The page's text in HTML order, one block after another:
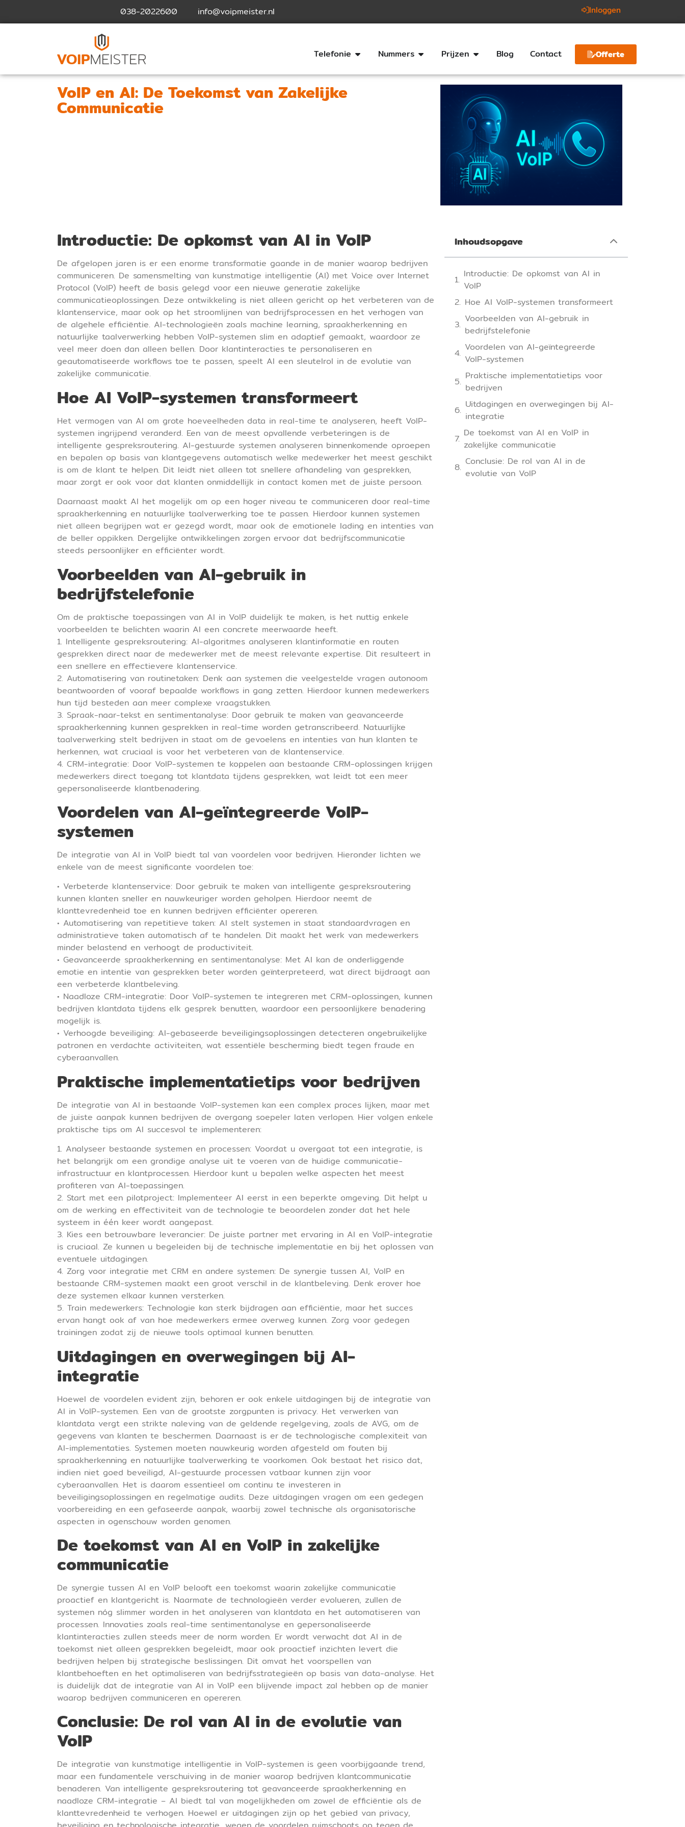
038-2022600 info@voipmeister.nl Inloggen
Telefonie Nummers Prijzen Blog Contact Offerte
VoIP en AI: De Toekomst van Zakelijke
Communicatie
Introductie: De opkomst van AI in VoIP
De afgelopen jaren is er een enorme transformatie gaande in de manier waarop bedrijven
communiceren. De samensmelting van kunstmatige intelligentie (AI) met Voice over Internet
Protocol (VoIP) heeft de basis gelegd voor een nieuwe generatie zakelijke
communicatieoplossingen. Deze ontwikkeling is niet alleen gericht op het verbeteren van de
klantenservice, maar ook op het stroomlijnen van bedrijfsprocessen en het verhogen van
de algehele efficiëntie. AI-technologieën zoals machine learning, spraakherkenning en
natuurlijke taalverwerking hebben VoIP-systemen slim en adaptief gemaakt, waardoor ze
veel meer doen dan alleen bellen. Door klantinteracties te personaliseren en
geautomatiseerde workflows toe te passen, speelt AI een sleutelrol in de evolutie van
zakelijke communicatie.
Hoe AI VoIP-systemen transformeert
Het vermogen van AI om grote hoeveelheden data in real-time te analyseren, heeft VoIP-
systemen ingrijpend veranderd. Een van de meest opvallende verbeteringen is de
intelligente gespreksroutering. AI-gestuurde systemen analyseren binnenkomende oproepen
en bepalen op basis van klantgegevens automatisch welke medewerker het meest geschikt
is om de klant te helpen. Dit leidt niet alleen tot snellere afhandeling van gesprekken,
maar zorgt er ook voor dat klanten onmiddellijk in contact komen met de juiste persoon.
Daarnaast maakt AI het mogelijk om op een hoger niveau te communiceren door real-time
spraakherkenning en natuurlijke taalverwerking toe te passen. Hierdoor kunnen systemen
niet alleen begrijpen wat er gezegd wordt, maar ook de emotionele lading en intenties van
de beller oppikken. Dergelijke ontwikkelingen zorgen ervoor dat bedrijfscommunicatie
steeds persoonlijker en efficiënter wordt.
Voorbeelden van AI-gebruik in
bedrijfstelefonie
Om de praktische toepassingen van AI in VoIP duidelijk te maken, is het nuttig enkele
voorbeelden te belichten waarin AI een concrete meerwaarde heeft.
1. Intelligente gespreksroutering: AI-algoritmes analyseren klantinformatie en routen
gesprekken direct naar de medewerker met de meest relevante expertise. Dit resulteert in
een snellere en effectievere klantenservice.
2. Automatisering van routinetaken: Denk aan systemen die veelgestelde vragen autonoom
beantwoorden of vooraf bepaalde workflows in gang zetten. Hierdoor kunnen medewerkers
hun tijd besteden aan meer complexe vraagstukken.
3. Spraak-naar-tekst en sentimentanalyse: Door gebruik te maken van geavanceerde
spraakherkenning kunnen gesprekken in real-time worden getranscribeerd. Natuurlijke
taalverwerking stelt bedrijven in staat om de gevoelens en intenties van hun klanten te
herkennen, wat cruciaal is voor het verbeteren van de klantenservice.
4. CRM-integratie: Door VoIP-systemen te koppelen aan bestaande CRM-oplossingen krijgen
medewerkers direct toegang tot klantdata tijdens gesprekken, wat leidt tot een meer
gepersonaliseerde klantbenadering.
Voordelen van AI-geïntegreerde VoIP-
systemen
De integratie van AI in VoIP biedt tal van voordelen voor bedrijven. Hieronder lichten we
enkele van de meest significante voordelen toe:
• Verbeterde klantenservice: Door gebruik te maken van intelligente gespreksroutering
kunnen klanten sneller en nauwkeuriger worden geholpen. Hierdoor neemt de
klanttevredenheid toe en kunnen bedrijven efficiënter opereren.
• Automatisering van repetitieve taken: AI stelt systemen in staat standaardvragen en
administratieve taken automatisch af te handelen. Dit maakt het werk van medewerkers
minder belastend en verhoogt de productiviteit.
• Geavanceerde spraakherkenning en sentimentanalyse: Met AI kan de onderliggende
emotie en intentie van gesprekken beter worden geïnterpreteerd, wat direct bijdraagt aan
een verbeterde klantbeleving.
• Naadloze CRM-integratie: Door VoIP-systemen te integreren met CRM-oplossingen, kunnen
bedrijven klantdata tijdens elk gesprek benutten, waardoor een persoonlijkere benadering
mogelijk is.
• Verhoogde beveiliging: AI-gebaseerde beveiligingsoplossingen detecteren ongebruikelijke
patronen en verdachte activiteiten, wat essentiële bescherming biedt tegen fraude en
cyberaanvallen.
Praktische implementatietips voor bedrijven
De integratie van AI in bestaande VoIP-systemen kan een complex proces lijken, maar met
de juiste aanpak kunnen bedrijven de overgang soepeler laten verlopen. Hier volgen enkele
praktische tips om AI succesvol te implementeren:
1. Analyseer bestaande systemen en processen: Voordat u overgaat tot een integratie, is
het belangrijk om een grondige analyse uit te voeren van de huidige communicatie-
infrastructuur en klantprocessen. Hierdoor kunt u bepalen welke aspecten het meest
profiteren van AI-toepassingen.
2. Start met een pilotproject: Implementeer AI eerst in een beperkte omgeving. Dit helpt u
om de werking en effectiviteit van de technologie te beoordelen zonder dat het hele
systeem in één keer wordt aangepast.
3. Kies een betrouwbare leverancier: De juiste partner met ervaring in AI en VoIP-integratie
is cruciaal. Ze kunnen u begeleiden bij de technische implementatie en bij het oplossen van
eventuele uitdagingen.
4. Zorg voor integratie met CRM en andere systemen: De synergie tussen AI, VoIP en
bestaande CRM-systemen maakt een groot verschil in de klantbeleving. Denk erover hoe
deze systemen elkaar kunnen versterken.
5. Train medewerkers: Technologie kan sterk bijdragen aan efficiëntie, maar het succes
ervan hangt ook af van hoe medewerkers ermee overweg kunnen. Zorg voor gedegen
trainingen zodat zij de nieuwe tools optimaal kunnen benutten.
Uitdagingen en overwegingen bij AI-
integratie
Hoewel de voordelen evident zijn, behoren er ook enkele uitdagingen bij de integratie van
AI in VoIP-systemen. Een van de grootste zorgpunten is privacy. Het verwerken van
klantdata vergt een strikte naleving van de geldende regelgeving, zoals de AVG, om de
gegevens van klanten te beschermen. Daarnaast is er de technologische complexiteit van
AI-implementaties. Systemen moeten nauwkeurig worden afgesteld om fouten bij
spraakherkenning en natuurlijke taalverwerking te voorkomen. Ook bestaat het risico dat,
indien niet goed beveiligd, AI-gestuurde processen vatbaar kunnen zijn voor
cyberaanvallen. Het is daarom essentieel om continu te investeren in
beveiligingsoplossingen en regelmatige audits. Deze uitdagingen vragen om een gedegen
voorbereiding en een gefaseerde aanpak, waarbij zowel technische als organisatorische
aspecten in ogenschouw worden genomen.
De toekomst van AI en VoIP in zakelijke
communicatie
De synergie tussen AI en VoIP belooft een toekomst waarin zakelijke communicatie
proactief en klantgericht is. Naarmate de technologieën verder evolueren, zullen de
systemen nóg slimmer worden in het analyseren van klantdata en het automatiseren van
processen. Innovaties zoals real-time sentimentanalyse en gepersonaliseerde
klantinteracties zullen steeds meer de norm worden. Er wordt verwacht dat AI in de
toekomst niet alleen gesprekken begeleidt, maar ook proactief inzichten levert die
bedrijven helpen bij strategische beslissingen. Dit omvat het voorspellen van
klantbehoeften en het optimaliseren van bedrijfsstrategieën op basis van data-analyse. Het
is duidelijk dat de integratie van AI in VoIP een blijvende impact zal hebben op de manier
waarop bedrijven communiceren en opereren.
Conclusie: De rol van AI in de evolutie van
VoIP
De integratie van kunstmatige intelligentie in VoIP-systemen is geen voorbijgaande trend,
maar een fundamentele verschuiving in de manier waarop bedrijven klantcommunicatie
benaderen. Van intelligente gespreksroutering tot geavanceerde spraakherkenning en
naadloze CRM-integratie – AI biedt tal van mogelijkheden om zowel de efficiëntie als de
klanttevredenheid te verhogen. Hoewel er uitdagingen zijn op het gebied van privacy,
Inhoudsopgave
Introductie: De opkomst van AI in
VoIP
Hoe AI VoIP-systemen transformeert
Voorbeelden van AI-gebruik in
bedrijfstelefonie
Voordelen van AI-geïntegreerde
VoIP-systemen
Praktische implementatietips voor
bedrijven
Uitdagingen en overwegingen bij AI-
integratie
De toekomst van AI en VoIP in
zakelijke communicatie
Conclusie: De rol van AI in de
evolutie van VoIP